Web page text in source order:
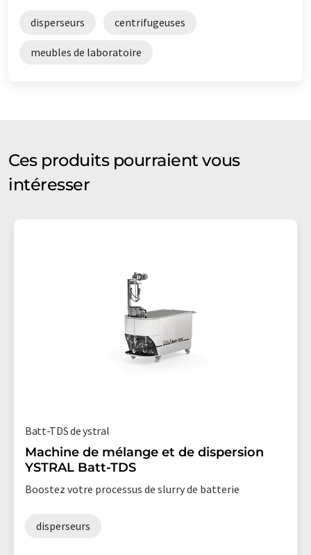
disperseurs centrifugeuses
meubles de laboratoire
Ces produits pourraient vous
intéresser
Batt-TDS de ystral
Machine de mélange et de dispersion
YSTRAL Batt-TDS
Boostez votre processus de slurry de batterie
disperseurs